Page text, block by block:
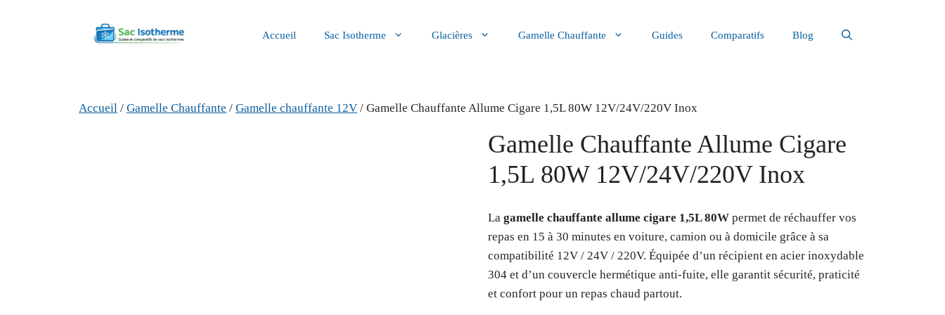
Accueil Sac Isotherme Glacières Gamelle Chauffante Guides Comparatifs Blog
Accueil / Gamelle Chauffante / Gamelle chauffante 12V / Gamelle Chauffante Allume Cigare 1,5L 80W 12V/24V/220V Inox
Gamelle Chauffante Allume Cigare
1,5L 80W 12V/24V/220V Inox
Lagamelle chauffante allume cigare 1,5L 80W permet de réchauffer vos
repas en 15 à 30 minutes en voiture, camion ou à domicile grâce à sa
compatibilité 12V / 24V / 220V. Équipée d’un récipient en acier inoxydable
304 et d’un couvercle hermétique anti-fuite, elle garantit sécurité, praticité
et confort pour un repas chaud partout.